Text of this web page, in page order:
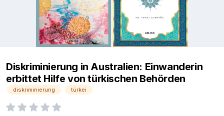
Diskriminierung in Australien: Einwanderin
erbittet Hilfe von türkischen Behörden
diskriminierung türkei